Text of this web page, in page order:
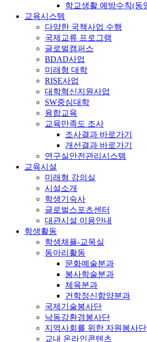
학교생활 예방수칙(동
교육시스템
다양한 국책사업 수행
국제교류 프로그램
글로벌캠퍼스
BDAD사업
미래형 대학
RISE사업
대학혁신지원사업
SW중심대학
융합교육
교육만족도 조사
조사결과 바로가기
개선결과 바로가기
연구실안전관리시스템
교육시설
미래형 강의실
시설소개
학생기숙사
글로벌스포츠센터
대관시설 이용안내
학생활동
학생채플-교목실
동아리활동
문화예술분과
봉사학술분과
체육분과
건학정신함양분과
국제기술봉사단
낙동강환경봉사단
지역사회를 위한 자원봉사단
교내 온라인콘텐츠